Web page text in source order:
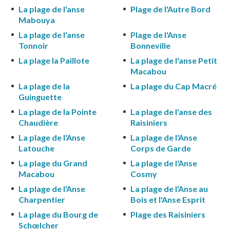
La plage de l'anse
Mabouya
Plage de l'Autre Bord
La plage de l'anse
Tonnoir
Plage de l'Anse
Bonneville
La plage la Paillote
La plage de l'anse Petit
Macabou
La plage de la
Guinguette
La plage du Cap Macré
La plage de la Pointe
Chaudière
La plage de l'anse des
Raisiniers
La plage de l'Anse
Latouche
La plage de l'Anse
Corps de Garde
La plage du Grand
Macabou
La plage de l'Anse
Cosmy
La plage de l'Anse
Charpentier
La plage de l'Anse au
Bois et l'Anse Esprit
La plage du Bourg de
Schœlcher
Plage des Raisiniers